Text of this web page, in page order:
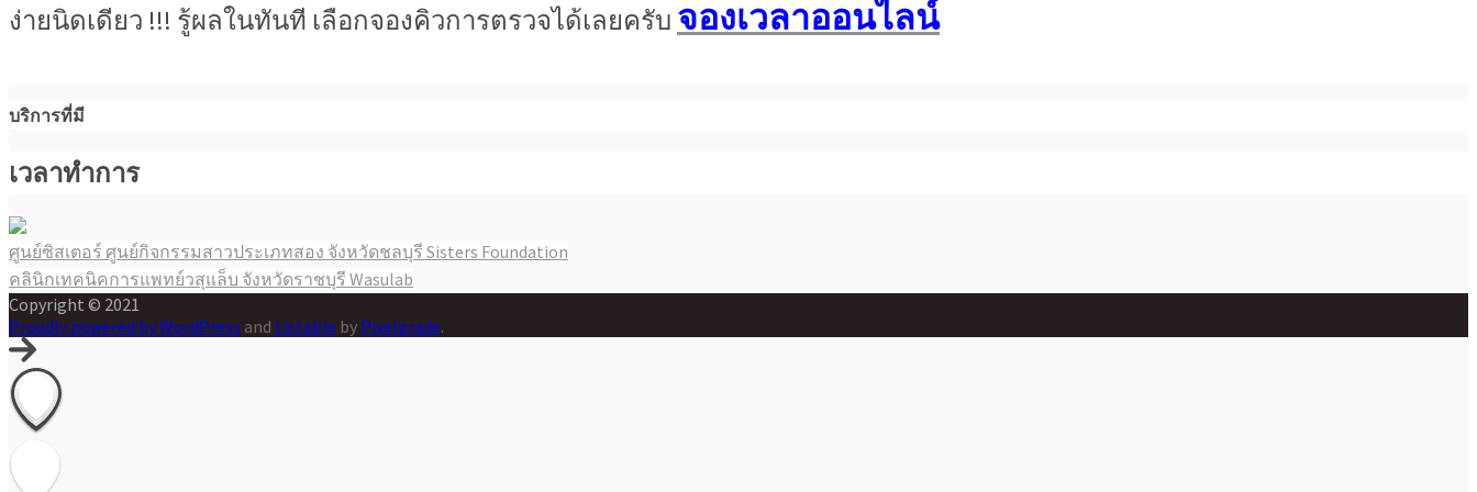
ง่ายนิดเดียว !!! รู้ผลในทันที เลือกจองคิวการตรวจได้เลยครับ จองเวลาออนไลน์
บริการที่มี
เวลาทำการ
แนะแนว
เรื่อง
ศูนย์ซิสเตอร์ ศูนย์กิจกรรมสาวประเภทสอง จังหวัดชลบุรี Sisters Foundation
คลินิกเทคนิคการแพทย์วสุแล็บ จังหวัดราชบุรี Wasulab
Copyright © 2021
Proudly powered by WordPress and Listable by Pixelgrade.